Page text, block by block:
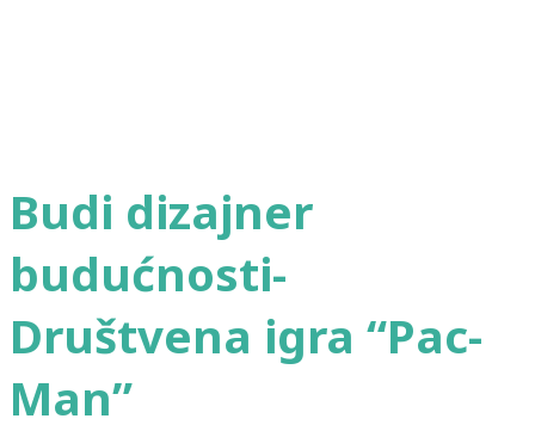
Budi dizajner
budućnosti-
Društvena igra “Pac-
Man”